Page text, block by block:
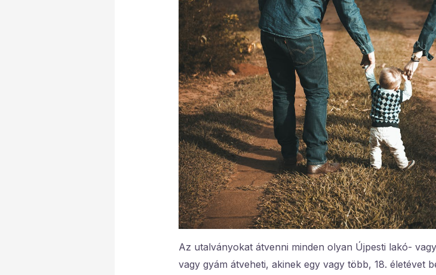
Az utalványokat átvenni minden olyan Újpesti lakó-
vagy gyám átveheti, akinek egy vagy több, 18. életévet